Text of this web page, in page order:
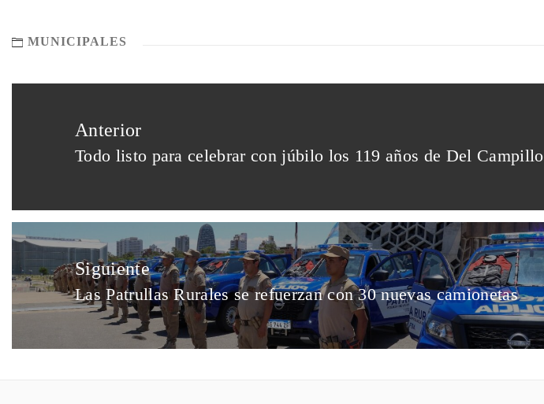
MUNICIPALES
Anterior
Todo listo para celebrar con júbilo los 119 años de Del Campillo
Siguiente
Las Patrullas Rurales se refuerzan con 30 nuevas camionetas